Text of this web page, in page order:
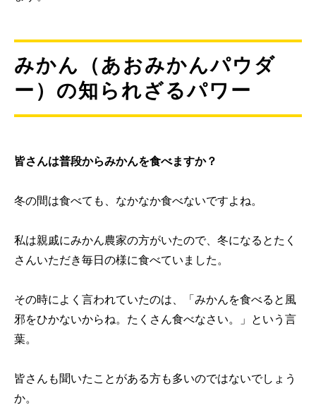
みかん（あおみかんパウダ
ー）の知られざるパワー
皆さんは普段からみかんを食べますか？
冬の間は食べても、なかなか食べないですよね。
私は親戚にみかん農家の方がいたので、冬になるとたく
さんいただき毎日の様に食べていました。
その時によく言われていたのは、「みかんを食べると風
邪をひかないからね。たくさん食べなさい。」という言
葉。
皆さんも聞いたことがある方も多いのではないでしょう
か。